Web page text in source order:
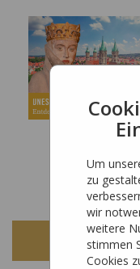
Um
zu
wir
weitere
stimmen
Cookies